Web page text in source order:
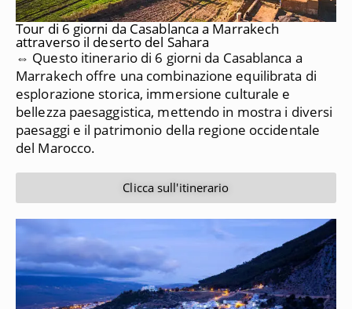
Tour di 6 giorni da Casablanca a Marrakech
attraverso il deserto del Sahara
⇔ Questo itinerario di 6 giorni da Casablanca a
Marrakech offre una combinazione equilibrata di
esplorazione storica, immersione culturale e
bellezza paesaggistica, mettendo in mostra i diversi
paesaggi e il patrimonio della regione occidentale
del Marocco.
Clicca sull'itinerario